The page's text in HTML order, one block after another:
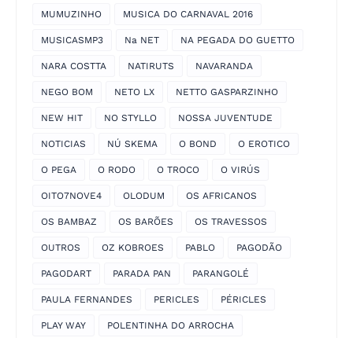
MUMUZINHO MUSICA DO CARNAVAL 2016
MUSICASMP3 Na NET NA PEGADA DO GUETTO
NARA COSTTA NATIRUTS NAVARANDA
NEGO BOM NETO LX NETTO GASPARZINHO
NEW HIT NO STYLLO NOSSA JUVENTUDE
NOTICIAS NÚ SKEMA O BOND O EROTICO
O PEGA O RODO O TROCO O VIRÚS
OITO7NOVE4 OLODUM OS AFRICANOS
OS BAMBAZ OS BARÕES OS TRAVESSOS
OUTROS OZ KOBROES PABLO PAGODÃO
PAGODART PARADA PAN PARANGOLÉ
PAULA FERNANDES PERICLES PÉRICLES
PLAY WAY POLENTINHA DO ARROCHA